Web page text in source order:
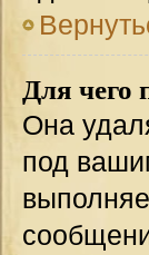
Для чего
Она
под